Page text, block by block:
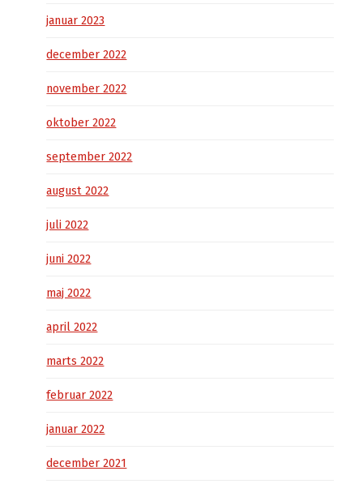
januar 2023
december 2022
november 2022
oktober 2022
september 2022
august 2022
juli 2022
juni 2022
maj 2022
april 2022
marts 2022
februar 2022
januar 2022
december 2021